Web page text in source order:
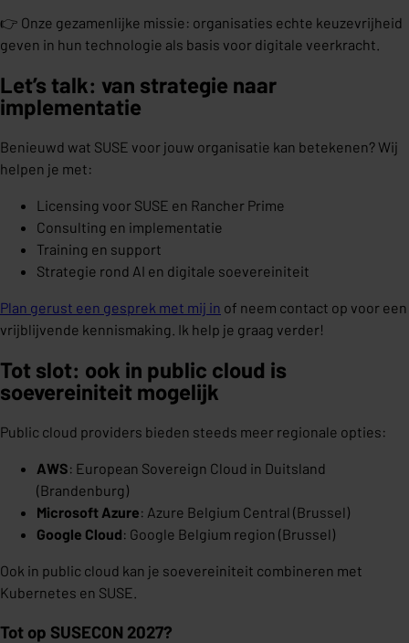
👉 Onze gezamenlijke missie: organisaties echte keuzevrijheid
geven in hun technologie als basis voor digitale veerkracht.
Let’s talk: van strategie naar
implementatie
Benieuwd wat SUSE voor jouw organisatie kan betekenen? Wij
helpen je met:
Licensing voor SUSE en Rancher Prime
Consulting en implementatie
Training en support
Strategie rond AI en digitale soevereiniteit
Plan gerust een gesprek met mij in of neem contact op voor een
vrijblijvende kennismaking. Ik help je graag verder!
Tot slot: ook in public cloud is
soevereiniteit mogelijk
Public cloud providers bieden steeds meer regionale opties:
AWS: European Sovereign Cloud in Duitsland
(Brandenburg)
Microsoft Azure: Azure Belgium Central (Brussel)
Google Cloud: Google Belgium region (Brussel)
Ook in public cloud kan je soevereiniteit combineren met
Kubernetes en SUSE.
Tot op SUSECON 2027?